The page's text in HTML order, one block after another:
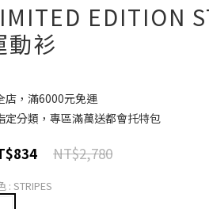
EDITION
動衫
店，滿6000元免運
定分類，專區滿萬送都會托特包
NT$2,780
: STRIPES